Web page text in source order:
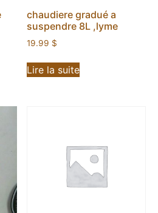
chaudiere gradué a
suspendre 8L ,lyme
19.99 $
Lire la suite